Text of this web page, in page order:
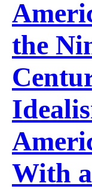
the
With